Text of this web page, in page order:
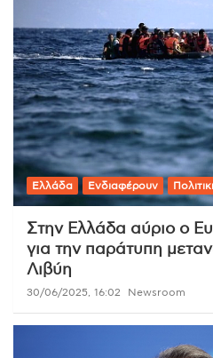
Ελλάδα Ενδιαφέρουν
Στην Ελλάδα αύριο ο
για την παράτυπη
Λιβύη
30/06/2025, 16:02 Newsroom